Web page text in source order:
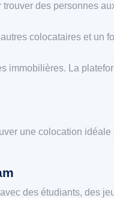
des personnes
colocataires et un
immobilières. La
une colocation
des étudiants, des